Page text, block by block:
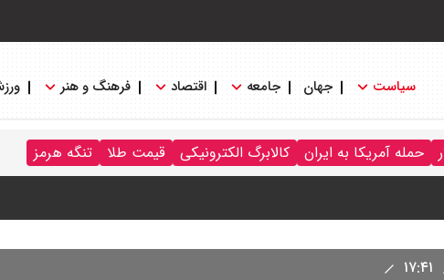
سیاست جهان جامعه اقتصاد فرهنگ و هنر
حمله آمریکا به ایران کالابرگ الکترونیکی قیمت طلا تنگه هرمز
«توافق مکه» به حملات یمن واکنش نشان می دهند؟